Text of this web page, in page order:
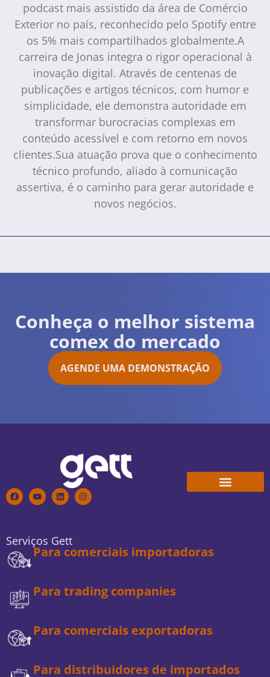
podcast mais assistido da área de Comércio
Exterior no país, reconhecido pelo Spotify entre
os 5% mais compartilhados globalmente.A
carreira de Jonas integra o rigor operacional à
inovação digital. Através de centenas de
publicações e artigos técnicos, com humor e
simplicidade, ele demonstra autoridade em
transformar burocracias complexas em
conteúdo acessível e com retorno em novos
clientes.Sua atuação prova que o conhecimento
técnico profundo, aliado à comunicação
assertiva, é o caminho para gerar autoridade e
novos negócios.
Conheça o melhor sistema
comex do mercado
AGENDE UMA DEMONSTRAÇÃO
Serviços Gett
Para comerciais importadoras
Para trading companies
Para comerciais exportadoras
Para distribuidores de importados